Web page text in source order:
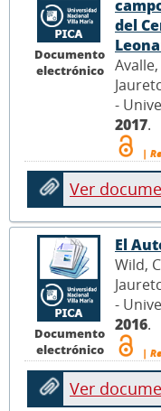
Documento
electrónico
del
-
2017.
|
Ver
Documento
electrónico
El
Wild,
-
2016.
|
Ver